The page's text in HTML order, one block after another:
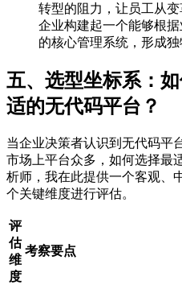
转型的阻力，让员工从
企业构建起一个能够根
的核心管理系统，形成独
五、选型坐标系：
适的无代码平台？
当企业决策者认识到无代码平
市场上平台众多，如何选择最
析师，我在此提供一个客观、
个关键维度进行评估。
评
估
维
度
考察要点